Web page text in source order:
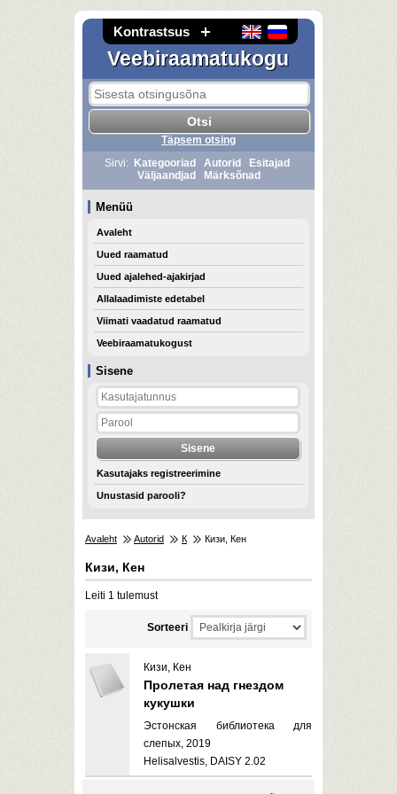
Kontrastsus
Veebiraamatukogu
Sisene
Kasutajaks registreerimine
Unustasid parooli?
Täpsem otsing
Sirvi:
Kategooriad Autorid
Esitajad
Väljaandjad
Märksõnad
Menüü
Avaleht
Uued raamatud
Uued ajalehed-ajakirjad
Allalaadimiste edetabel
Viimati vaadatud raamatud
Veebiraamatukogust
Avaleht Autorid К Кизи, Кен
Кизи, Кен
Leiti 1 tulemust
Sorteeri
Кизи, Кен
Пролетая над гнездом
кукушки
Эстонская библиотека для
слепых, 2019
Helisalvestis, DAISY 2.02